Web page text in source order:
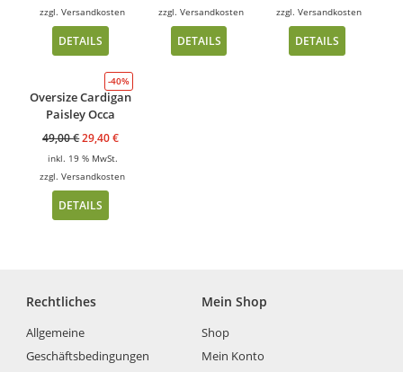
zzgl.Versandkosten
DETAILS
zzgl. Versandkosten
DETAILS
zzgl.Versandkosten
DETAILS
-40%
Oversize Cardigan
Paisley Occa
49,00€29,40€
inkl. 19 % MwSt.
zzgl.Versandkosten
DETAILS
Rechtliches
Allgemeine
Geschäftsbedingungen
Mein Shop
Shop
Mein Konto